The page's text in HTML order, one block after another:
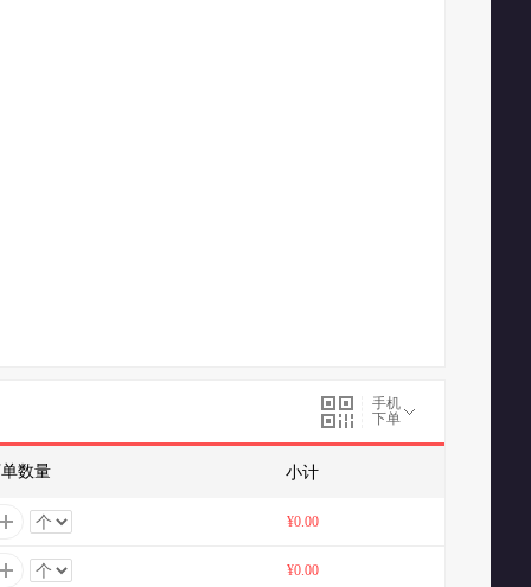
手机
下单
数量 小计
¥0.00
¥0.00